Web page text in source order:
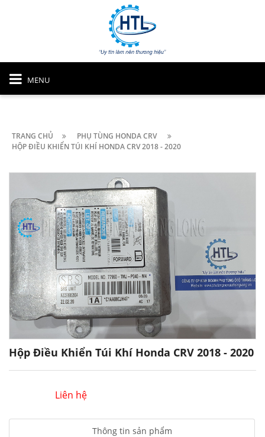
MENU
TRANG CHỦ
PHỤ TÙNG HONDA CRV
HỘP ĐIỀU KHIỂN TÚI KHÍ HONDA CRV 2018 - 2020
Hộp Điều Khiển Túi Khí Honda CRV 2018 - 2020
Liên hệ
Thông tin sản phẩm